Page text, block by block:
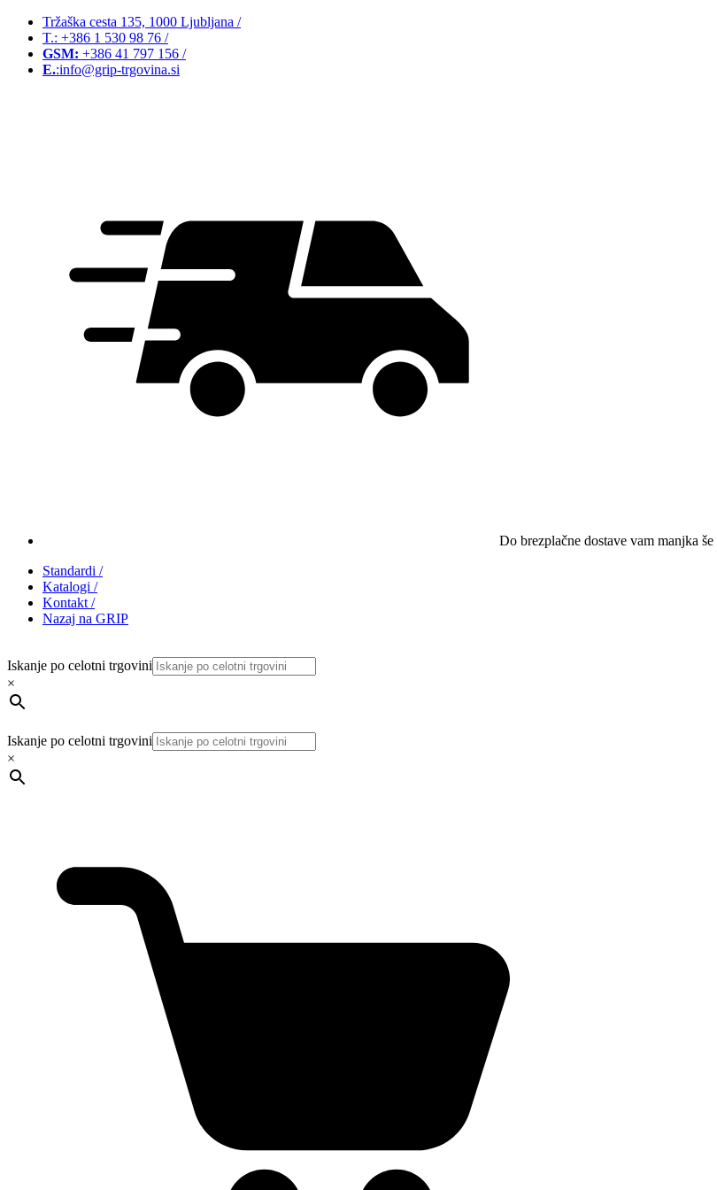
Tržaška cesta 135, 1000 Ljubljana /
T.: +386 1 530 98 76 /
GSM: +386 41 797 156 /
E.:info@grip-trgovina.si
Do brezplačne dostave vam manjka še
Standardi /
Katalogi /
Kontakt /
Nazaj na GRIP
Iskanje po celotni trgovini
×
Iskanje po celotni trgovini
×